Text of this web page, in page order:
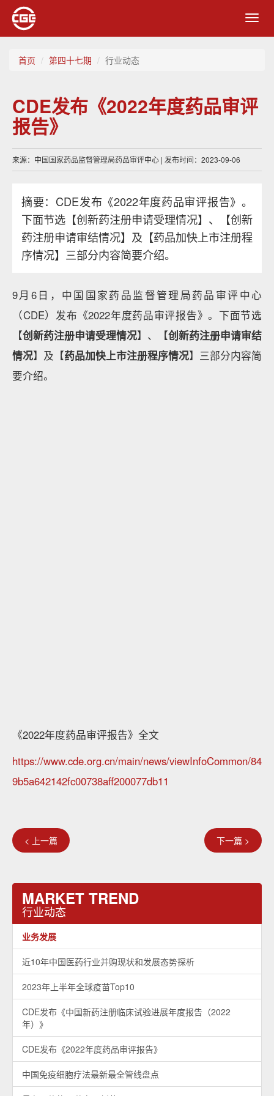
首页 第四十七期 行业动态
CDE发布《2022年度药品审评
报告》
来源：中国国家药品监督管理局药品审评中心 | 发布时间：2023-09-06
摘要：CDE发布《2022年度药品审评报告》。
下面节选【创新药注册申请受理情况】、【创新
药注册申请审结情况】及【药品加快上市注册程
序情况】三部分内容简要介绍。
9月6日，中国国家药品监督管理局药品审评中心
（CDE）发布《2022年度药品审评报告》。下面节选
【创新药注册申请受理情况】、【创新药注册申请审结
情况】及【药品加快上市注册程序情况】三部分内容简
要介绍。
《2022年度药品审评报告》全文
https://www.cde.org.cn/main/news/viewInfoCommon/84
9b5a642142fc00738aff200077db11
< 上一篇 下一篇 >
MARKET TREND
行业动态
业务发展
近10年中国医药行业并购现状和发展态势探析
2023年上半年全球疫苗Top10
CDE发布《中国新药注册临床试验进展年度报告（2022
年）》
CDE发布《2022年度药品审评报告》
中国免疫细胞疗法最新最全管线盘点